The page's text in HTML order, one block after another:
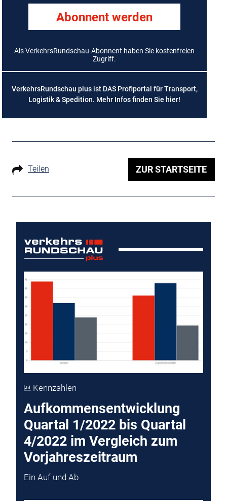
Abonnent werden
Als VerkehrsRundschau-Abonnent haben Sie kostenfreien
Zugriff.
VerkehrsRundschau plus ist DAS Profiportal für Transport,
Logistik & Spedition. Mehr Infos finden Sie hier!
Teilen ZUR STARTSEITE
Kennzahlen
Aufkommensentwicklung
Quartal 1/2022 bis Quartal
4/2022 im Vergleich zum
Vorjahreszeitraum
Ein Auf und Ab